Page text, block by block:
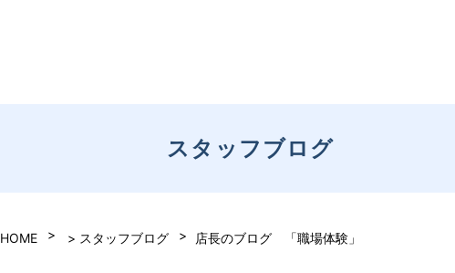
スタッフブログ
HOME > スタッフブログ 店長のブログ 「職場体験」